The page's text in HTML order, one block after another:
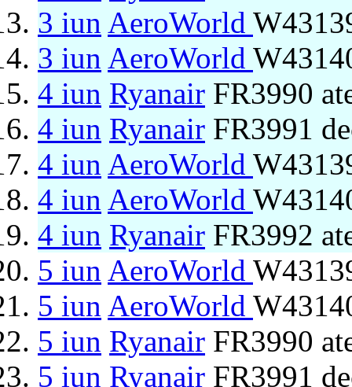
3 iun AeroWorld
3 iun AeroWorld
4 iun Ryanair FR3990
4 iun Ryanair FR3991
4 iun AeroWorld
4 iun AeroWorld
4 iun Ryanair FR3992
5 iun AeroWorld
5 iun AeroWorld
5 iun Ryanair FR3990
5 iun Ryanair FR3991